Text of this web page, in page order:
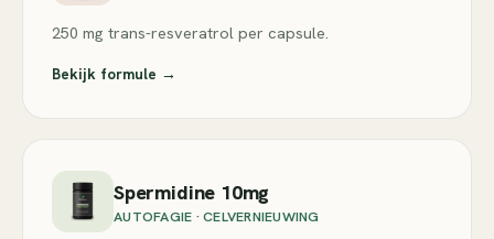
250 mg trans-resveratrol per capsule.
Bekijk formule →
Spermidine 10mg
AUTOFAGIE · CELVERNIEUWING